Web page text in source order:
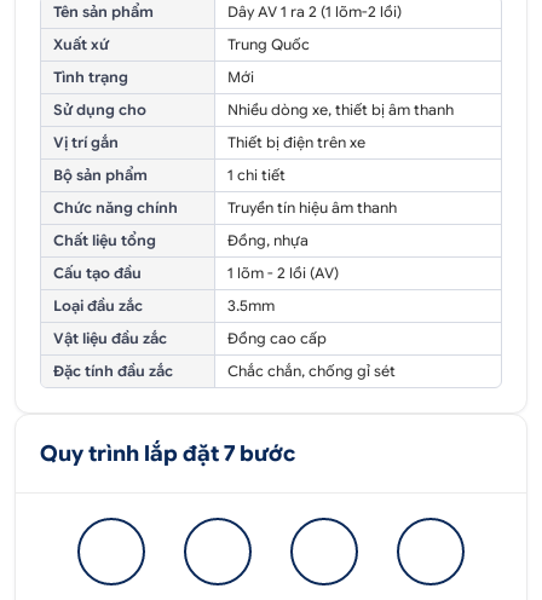
Tên sản phẩm
Dây AV 1 ra 2 (1 lõm-2 lồi)
Xuất xứ
Trung Quốc
Tình trạng
Mới
Sử dụng cho
Nhiều dòng xe, thiết bị âm thanh
Vị trí gắn
Thiết bị điện trên xe
Bộ sản phẩm
1 chi tiết
Chức năng chính
Truyền tín hiệu âm thanh
Chất liệu tổng
Đồng, nhựa
Cấu tạo đầu
1 lõm - 2 lồi (AV)
Loại đầu zắc
3.5mm
Vật liệu đầu zắc
Đồng cao cấp
Đặc tính đầu zắc
Chắc chắn, chống gỉ sét
Quy trình lắp đặt 7 bước